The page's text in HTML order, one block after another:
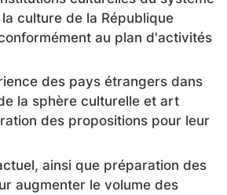
culture de la République
au plan d'activités
des pays étrangers dans
la sphère culturelle et art
des propositions pour leur
ainsi que préparation des
augmenter le volume des